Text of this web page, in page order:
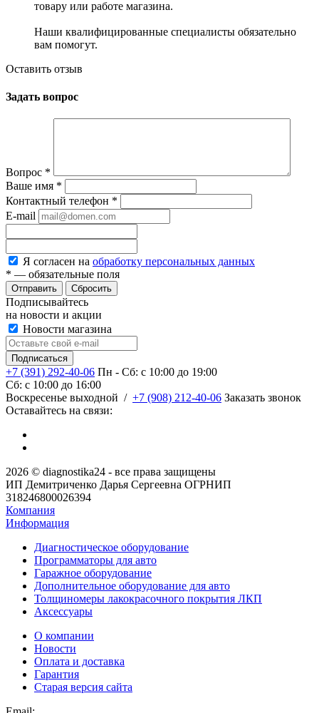
товару или работе магазина.
Наши квалифицированные специалисты обязательно
вам помогут.
Оставить отзыв
Задать вопрос
Вопрос *
Ваше имя *
Контактный телефон *
E-mail
Я согласен на обработку персональных данных
* — обязательные поля
Сбросить
Подписывайтесь
на новости и акции
Новости магазина
+7 (391) 292-40-06 Пн - Сб: c 10:00 до 19:00
Сб: c 10:00 до 16:00
​Воскресенье выходной / +7 (908) 212-40-06 Заказать звонок
Оставайтесь на связи:
2026 © diagnostika24 - все права защищены
ИП Демитриченко Дарья Сергеевна ОГРНИП
318246800026394
Компания
Информация
Диагностическое оборудование
Программаторы для авто
Гаражное оборудование
Дополнительное оборудование для авто
Толщиномеры лакокрасочного покрытия ЛКП
Аксессуары
О компании
Новости
Оплата и доставка
Гарантия
Старая версия сайта